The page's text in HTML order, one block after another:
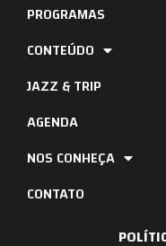
PROGRAMAS
CONTEÚDO
JAZZ & TRIP
AGENDA
NOS CONHEÇA
CONTATO